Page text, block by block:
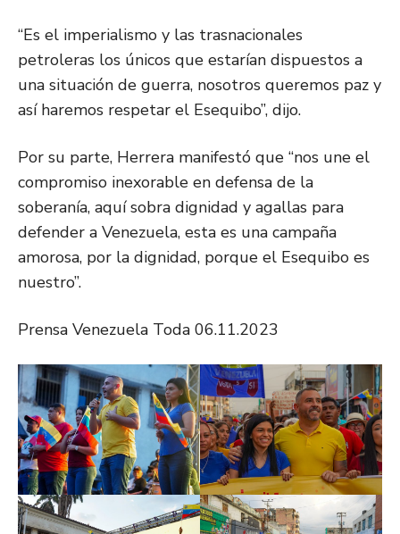
“Es el imperialismo y las trasnacionales
petroleras los únicos que estarían dispuestos a
una situación de guerra, nosotros queremos paz y
así haremos respetar el Esequibo”, dijo.
Por su parte, Herrera manifestó que “nos une el
compromiso inexorable en defensa de la
soberanía, aquí sobra dignidad y agallas para
defender a Venezuela, esta es una campaña
amorosa, por la dignidad, porque el Esequibo es
nuestro”.
Prensa Venezuela Toda 06.11.2023